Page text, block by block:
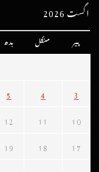
اگست 2026
پیر منگل بدھ
3
4
5
10
11
12
17
18
19